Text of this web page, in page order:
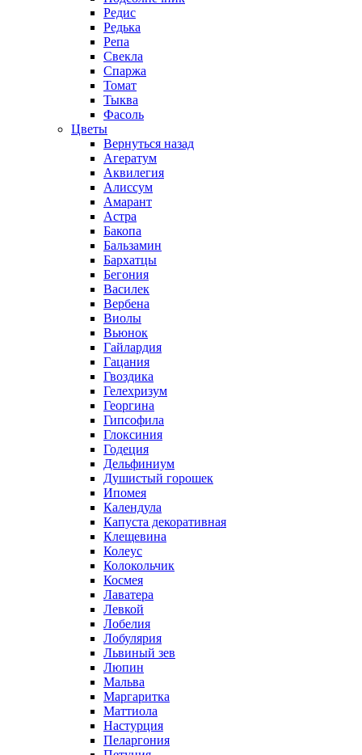
Редис
Редька
Репа
Свекла
Спаржа
Томат
Тыква
Фасоль
Цветы
Вернуться назад
Агератум
Аквилегия
Алиссум
Амарант
Астра
Бакопа
Бальзамин
Бархатцы
Бегония
Василек
Вербена
Виолы
Вьюнок
Гайлардия
Гацания
Гвоздика
Гелехризум
Георгина
Гипсофила
Глоксиния
Годеция
Дельфиниум
Душистый горошек
Ипомея
Календула
Капуста декоративная
Клещевина
Колеус
Колокольчик
Космея
Лаватера
Левкой
Лобелия
Лобулярия
Львиный зев
Люпин
Мальва
Маргаритка
Маттиола
Настурция
Пеларгония